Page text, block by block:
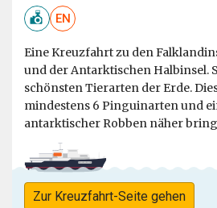
EN
Eine Kreuzfahrt zu den
und der Antarktischen Halbinsel.
schönsten Tierarten der Erde.
mindestens 6 Pinguinarten und
antarktischer Robben näher
Zur Kreuzfahrt-Seite gehen